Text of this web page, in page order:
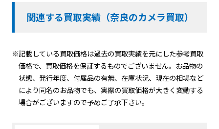
関連する買取実績（奈良のカメラ買取）
※記載している買取価格は過去の買取実績を元にした参考買取
価格で、買取価格を保証するものでございません。お品物の
状態、発行年度、付属品の有無、在庫状況、現在の相場など
により同名のお品物でも、実際の買取価格が大きく変動する
場合がございますので予めご了承下さい。